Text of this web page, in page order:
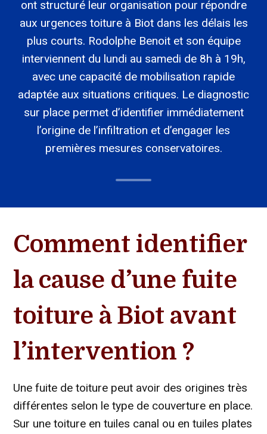
ont structuré leur organisation pour répondre
aux urgences toiture à Biot dans les délais les
plus courts. Rodolphe Benoit et son équipe
interviennent du lundi au samedi de 8h à 19h,
avec une capacité de mobilisation rapide
adaptée aux situations critiques. Le diagnostic
sur place permet d’identifier immédiatement
l’origine de l’infiltration et d’engager les
premières mesures conservatoires.
Comment identifier
la cause d’une fuite
toiture à Biot avant
l’intervention ?
Une fuite de toiture peut avoir des origines très
différentes selon le type de couverture en place.
Sur une toiture en tuiles canal ou en tuiles plates